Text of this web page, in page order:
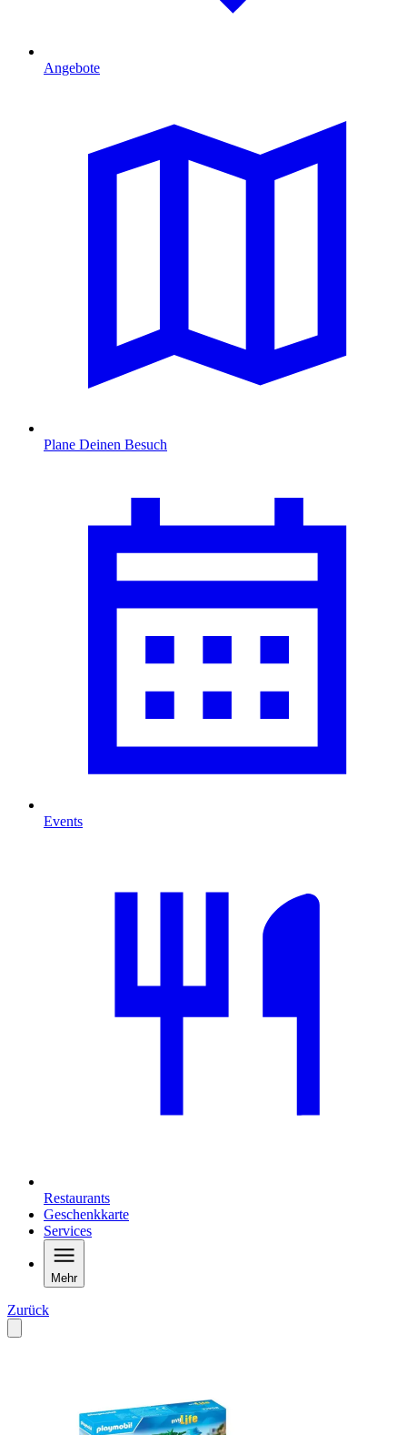
Angebote
Plane Deinen Besuch
Events
Restaurants
Geschenkkarte
Services
Mehr
Zurück